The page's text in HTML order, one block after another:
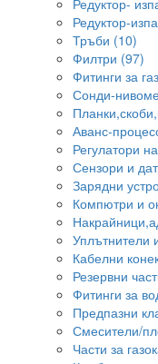
Редуктор-
Редуктор-
Тръби (10)
Филтри (97)
Фитинги за
Сонди-
Аванс-
Регулатори
Сензори и
Зарядни
Компютри и
Уплътнители
Кабелни
Резервни
Фитинги за
Предпазни
Смесители/
Части за